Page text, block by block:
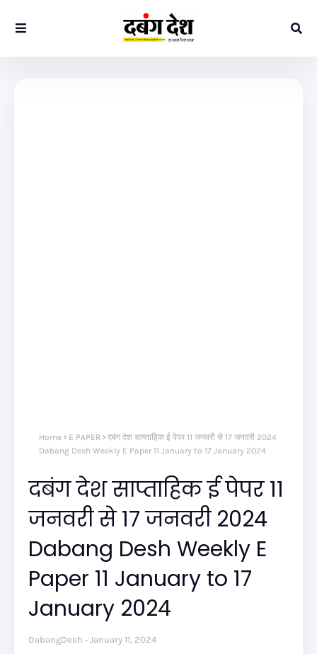
Home E PAPER
दबंग देश साप्ताहिक ई पेपर 11 जनवरी से 17 जनवरी 2024
Dabang Desh Weekly E Paper 11 January to 17 January 2024
दबंग देश साप्ताहिक ई पेपर 11
जनवरी से 17 जनवरी 2024
Dabang Desh Weekly E
Paper 11 January to 17
January 2024
DabangDesh January 11, 2024